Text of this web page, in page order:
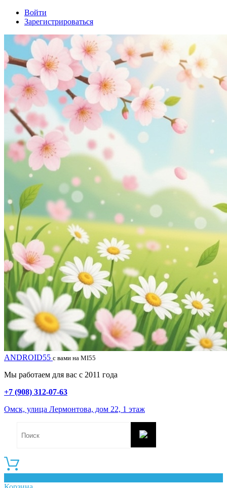
Войти
Зарегистрироваться
ANDROID55 с вами на MI55
Мы работаем для вас с 2011 года
+7 (908) 312-07-63
Омск, улица Лермонтова, дом 22, 1 этаж